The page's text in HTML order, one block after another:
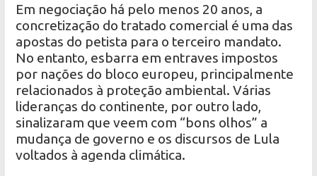
Em negociação há pelo menos 20 anos, a
concretização do tratado comercial é uma das
apostas do petista para o terceiro mandato.
No entanto, esbarra em entraves impostos
por nações do bloco europeu, principalmente
relacionados à proteção ambiental. Várias
lideranças do continente, por outro lado,
sinalizaram que veem com “bons olhos” a
mudança de governo e os discursos de Lula
voltados à agenda climática.